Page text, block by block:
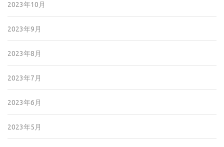
2023年10月
2023年9月
2023年8月
2023年7月
2023年6月
2023年5月